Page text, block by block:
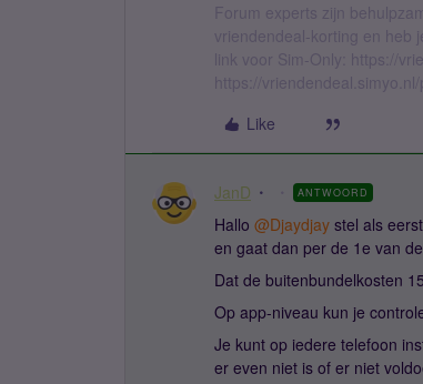
Forum experts zijn
vriendendeal-korting en heb
link voor Sim-Only: https://
https://vriendendeal.simyo.nl/
Like
JanD ANTWOORD
Hallo @Djaydjay stel als
en gaat dan per de 1e van
Dat de buitenbundelkosten
Op app-niveau kun je
Je kunt op iedere telefoon
er even niet is of er niet